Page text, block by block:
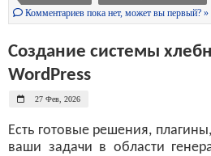
Комментариев пока нет, может вы первый? »
Создание системы
WordPress
27 Фев, 2026
Есть готовые решения,
ваши задачи в области